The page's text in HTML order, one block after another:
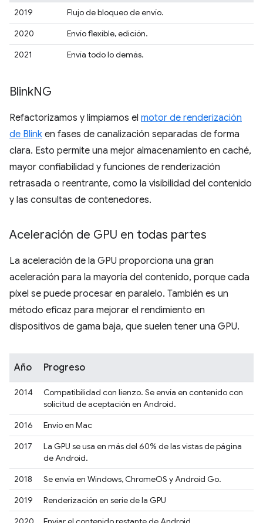
2019
Flujo de bloqueo de envío.
2020
Envío flexible, edición.
2021
Envía todo lo demás.
BlinkNG
Refactorizamos y limpiamos el motor de renderización
de Blink en fases de canalización separadas de forma
clara. Esto permite una mejor almacenamiento en caché,
mayor confiabilidad y funciones de renderización
retrasada o reentrante, como la visibilidad del contenido
y las consultas de contenedores.
Aceleración de GPU en todas partes
La aceleración de la GPU proporciona una gran
aceleración para la mayoría del contenido, porque cada
píxel se puede procesar en paralelo. También es un
método eficaz para mejorar el rendimiento en
dispositivos de gama baja, que suelen tener una GPU.
Año Progreso
2014
Compatibilidad con lienzo. Se envía en contenido con
solicitud de aceptación en Android.
2016
Envío en Mac
2017
La GPU se usa en más del 60% de las vistas de página
de Android.
2018
Se envía en Windows, ChromeOS y Android Go.
2019
Renderización en serie de la GPU